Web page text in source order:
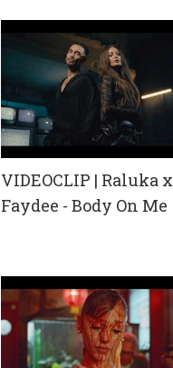
VIDEOCLIP | Raluka x
Faydee - Body On Me